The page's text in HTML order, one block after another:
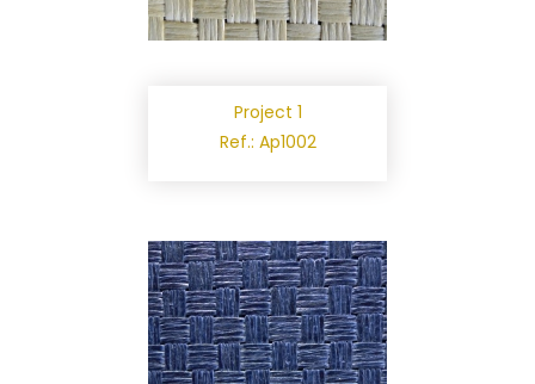
Project 1
Ref.: Ap1002